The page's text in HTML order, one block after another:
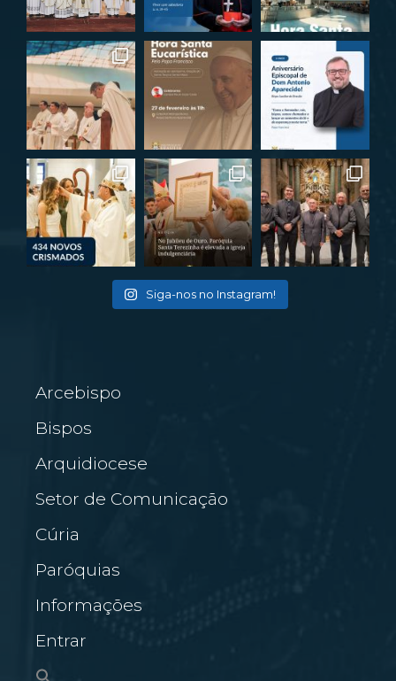
Siga-nos no Instagram!
Arcebispo
Bispos
Arquidiocese
Setor de Comunicação
Cúria
Paróquias
Informações
Entrar